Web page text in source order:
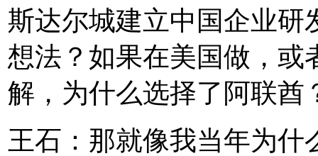
斯达尔城建立中国企业研
想法？如果在美国做，或
解，为什么选择了阿联酋
王石：那就像我当年为什